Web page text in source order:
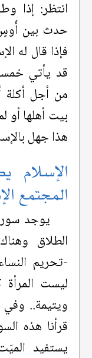
انتظر: إذا
حدث بين
فإذا قال له
قد يأتي
من أجل
بيت أهلها أو
هذا جهل
المجتمع
يوجد
الطلاق
-تحريم
ليست
ويتيمة.. وفي
قرأنا هذه
يستفيد